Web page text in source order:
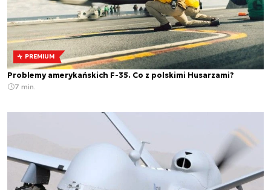
PREMIUM
Problemy amerykańskich F-35. Co z polskimi Husarzami?
7 min.